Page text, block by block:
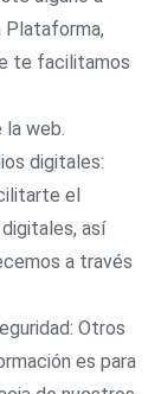
Plataforma,
te facilitamos
la web.
digitales:
el
así
a través
Otros
es para